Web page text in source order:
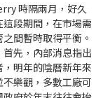
時隔兩月，好久
段期間，在市場需
間暫時取得平衡。
先，內部消息指出
明年的陰曆新年來
樂觀，多數工廠可